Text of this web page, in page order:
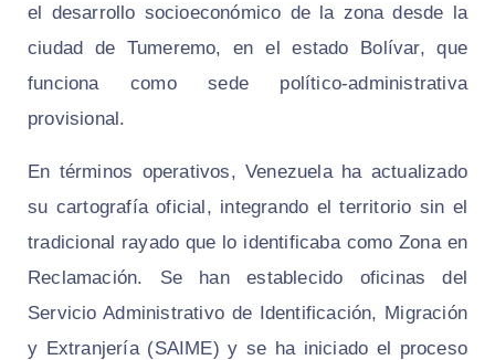
el desarrollo socioeconómico de la zona desde la
ciudad de Tumeremo, en el estado Bolívar, que
funciona como sede político-administrativa
provisional.
En términos operativos, Venezuela ha actualizado
su cartografía oficial, integrando el territorio sin el
tradicional rayado que lo identificaba como Zona en
Reclamación. Se han establecido oficinas del
Servicio Administrativo de Identificación, Migración
y Extranjería (SAIME) y se ha iniciado el proceso